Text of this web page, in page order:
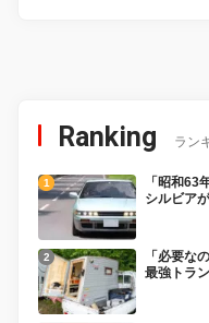
Ranking ラン
「昭和63
シルビア
「必要な
最強トラ